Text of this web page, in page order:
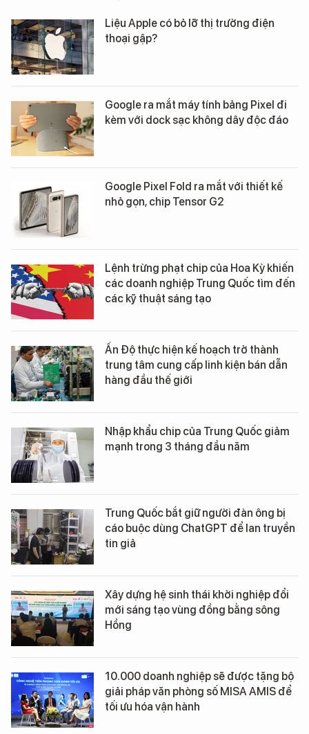
Liệu Apple có bỏ lỡ thị trường điện
thoại gập?
Google ra mắt máy tính bảng Pixel đi
kèm với dock sạc không dây độc đáo
Google Pixel Fold ra mắt với thiết kế
nhỏ gọn, chip Tensor G2
Lệnh trừng phạt chip của Hoa Kỳ khiến
các doanh nghiệp Trung Quốc tìm đến
các kỹ thuật sáng tạo
Ấn Độ thực hiện kế hoạch trở thành
trung tâm cung cấp linh kiện bán dẫn
hàng đầu thế giới
Nhập khẩu chip của Trung Quốc giảm
mạnh trong 3 tháng đầu năm
Trung Quốc bắt giữ người đàn ông bị
cáo buộc dùng ChatGPT để lan truyền
tin giả
Xây dựng hệ sinh thái khởi nghiệp đổi
mới sáng tạo vùng đồng bằng sông
Hồng
10.000 doanh nghiệp sẽ được tặng bộ
giải pháp văn phòng số MISA AMIS để
tối ưu hóa vận hành